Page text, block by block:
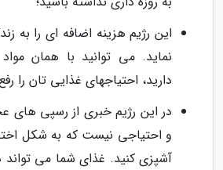
این رژیم هزینه اضافه ای را به
نماید. می توانید با همان
دارید، احتیاجهای غذایی تان را
در این رژیم خبری از رسپی
و احتیاجی نیست که به شکل
آشپزی کنید. غذای شما می